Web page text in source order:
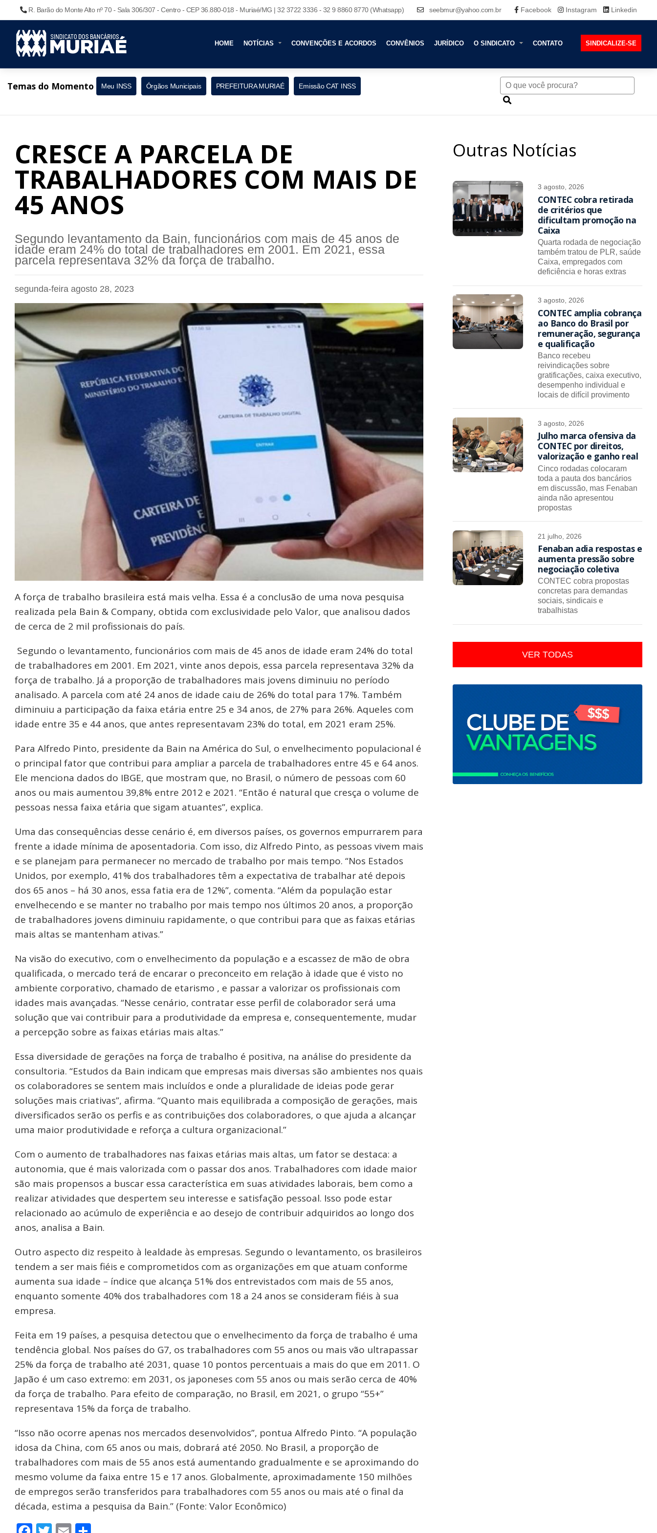
R. Barão do Monte Alto nº 70 - Sala 306/307 - Centro - CEP 36.880-018 - Muriaé/MG | 32 3722 3336 - 32 9 8860 8770 (Whatsapp) seebmur@yahoo.com.br Facebook Instagram Linkedin
HOME NOTÍCIAS CONVENÇÕES E ACORDOS CONVÊNIOS JURÍDICO O SINDICATO CONTATO SINDICALIZE-SE
Temas do Momento Meu INSS Órgãos Municipais PREFEITURA MURIAÉ Emissão CAT INSS
CRESCE A PARCELA DE
TRABALHADORES COM MAIS DE
45 ANOS
Segundo levantamento da Bain, funcionários com mais de 45 anos de
idade eram 24% do total de trabalhadores em 2001. Em 2021, essa
parcela representava 32% da força de trabalho.
segunda-feira agosto 28, 2023
A força de trabalho brasileira está mais velha. Essa é a conclusão de uma nova pesquisa
realizada pela Bain & Company, obtida com exclusividade pelo Valor, que analisou dados
de cerca de 2 mil profissionais do país.
Segundo o levantamento, funcionários com mais de 45 anos de idade eram 24% do total
de trabalhadores em 2001. Em 2021, vinte anos depois, essa parcela representava 32% da
força de trabalho. Já a proporção de trabalhadores mais jovens diminuiu no período
analisado. A parcela com até 24 anos de idade caiu de 26% do total para 17%. Também
diminuiu a participação da faixa etária entre 25 e 34 anos, de 27% para 26%. Aqueles com
idade entre 35 e 44 anos, que antes representavam 23% do total, em 2021 eram 25%.
Para Alfredo Pinto, presidente da Bain na América do Sul, o envelhecimento populacional é
o principal fator que contribui para ampliar a parcela de trabalhadores entre 45 e 64 anos.
Ele menciona dados do IBGE, que mostram que, no Brasil, o número de pessoas com 60
anos ou mais aumentou 39,8% entre 2012 e 2021. “Então é natural que cresça o volume de
pessoas nessa faixa etária que sigam atuantes”, explica.
Uma das consequências desse cenário é, em diversos países, os governos empurrarem para
frente a idade mínima de aposentadoria. Com isso, diz Alfredo Pinto, as pessoas vivem mais
e se planejam para permanecer no mercado de trabalho por mais tempo. “Nos Estados
Unidos, por exemplo, 41% dos trabalhadores têm a expectativa de trabalhar até depois
dos 65 anos – há 30 anos, essa fatia era de 12%”, comenta. “Além da população estar
envelhecendo e se manter no trabalho por mais tempo nos últimos 20 anos, a proporção
de trabalhadores jovens diminuiu rapidamente, o que contribui para que as faixas etárias
mais altas se mantenham ativas.”
Na visão do executivo, com o envelhecimento da população e a escassez de mão de obra
qualificada, o mercado terá de encarar o preconceito em relação à idade que é visto no
ambiente corporativo, chamado de etarismo , e passar a valorizar os profissionais com
idades mais avançadas. “Nesse cenário, contratar esse perfil de colaborador será uma
solução que vai contribuir para a produtividade da empresa e, consequentemente, mudar
a percepção sobre as faixas etárias mais altas.”
Essa diversidade de gerações na força de trabalho é positiva, na análise do presidente da
consultoria. “Estudos da Bain indicam que empresas mais diversas são ambientes nos quais
os colaboradores se sentem mais incluídos e onde a pluralidade de ideias pode gerar
soluções mais criativas”, afirma. “Quanto mais equilibrada a composição de gerações, mais
diversificados serão os perfis e as contribuições dos colaboradores, o que ajuda a alcançar
uma maior produtividade e reforça a cultura organizacional.”
Com o aumento de trabalhadores nas faixas etárias mais altas, um fator se destaca: a
autonomia, que é mais valorizada com o passar dos anos. Trabalhadores com idade maior
são mais propensos a buscar essa característica em suas atividades laborais, bem como a
realizar atividades que despertem seu interesse e satisfação pessoal. Isso pode estar
relacionado ao acúmulo de experiência e ao desejo de contribuir adquiridos ao longo dos
anos, analisa a Bain.
Outro aspecto diz respeito à lealdade às empresas. Segundo o levantamento, os brasileiros
tendem a ser mais fiéis e comprometidos com as organizações em que atuam conforme
aumenta sua idade – índice que alcança 51% dos entrevistados com mais de 55 anos,
enquanto somente 40% dos trabalhadores com 18 a 24 anos se consideram fiéis à sua
empresa.
Feita em 19 países, a pesquisa detectou que o envelhecimento da força de trabalho é uma
tendência global. Nos países do G7, os trabalhadores com 55 anos ou mais vão ultrapassar
25% da força de trabalho até 2031, quase 10 pontos percentuais a mais do que em 2011. O
Japão é um caso extremo: em 2031, os japoneses com 55 anos ou mais serão cerca de 40%
da força de trabalho. Para efeito de comparação, no Brasil, em 2021, o grupo “55+”
representava 15% da força de trabalho.
“Isso não ocorre apenas nos mercados desenvolvidos”, pontua Alfredo Pinto. “A população
idosa da China, com 65 anos ou mais, dobrará até 2050. No Brasil, a proporção de
trabalhadores com mais de 55 anos está aumentando gradualmente e se aproximando do
mesmo volume da faixa entre 15 e 17 anos. Globalmente, aproximadamente 150 milhões
de empregos serão transferidos para trabalhadores com 55 anos ou mais até o final da
década, estima a pesquisa da Bain.” (Fonte: Valor Econômico)
Outras Notícias
3 agosto, 2026
CONTEC cobra retirada
de critérios que
dificultam promoção na
Caixa
Quarta rodada de negociação
também tratou de PLR, saúde
Caixa, empregados com
deficiência e horas extras
3 agosto, 2026
CONTEC amplia cobrança
ao Banco do Brasil por
remuneração, segurança
e qualificação
Banco recebeu
reivindicações sobre
gratificações, caixa executivo,
desempenho individual e
locais de difícil provimento
3 agosto, 2026
Julho marca ofensiva da
CONTEC por direitos,
valorização e ganho real
Cinco rodadas colocaram
toda a pauta dos bancários
em discussão, mas Fenaban
ainda não apresentou
propostas
21 julho, 2026
Fenaban adia respostas e
aumenta pressão sobre
negociação coletiva
CONTEC cobra propostas
concretas para demandas
sociais, sindicais e
trabalhistas
VER TODAS